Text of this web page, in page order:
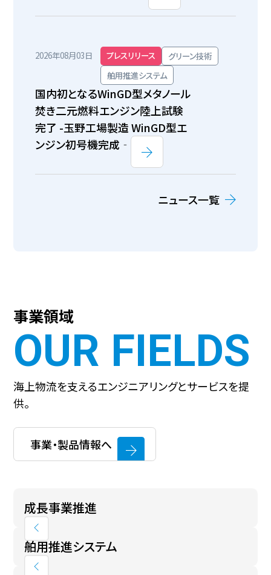
2026年08月03日 プレスリリース
グリーン技術
舶用推進システム
国内初となるWinGD型メタノール
焚き二元燃料エンジン陸上試験
完了 -玉野工場製造 WinGD型エ
ンジン初号機完成‐
ニュース一覧
事業領域
OUR FIELDS
海上物流を支えるエンジニアリングとサービスを提
供。
事業・製品情報へ
成長事業推進
舶用推進システム